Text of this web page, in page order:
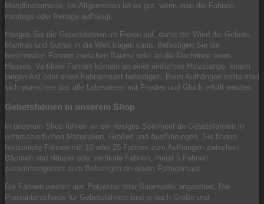
Mondfinsternisse. Im Allgemeinen ist es gut, wenn man die Fahnen
montags oder freitags aufhängt.
Hängen Sie die Gebetsfahnen im Freien auf, damit der Wind die Gebete,
Mantras und Sutras in die Welt tragen kann. Befestigen Sie die
horizontalen Fahnen zwischen Bäume oder an die Dachrinne eines
Hauses. Vertikale Fahnen können an einer einfachen Holzstange, einem
langen Ast oder einen Fahnenmast befestigen. Beim Aufhängen sollte man
sich wünschen das alle Lebewesen mit Frieden und Glück erfüllt werden.
Gebetsfahnen in unserem Shop
In unserem Shop führen wir ein riesiges Sortiment an Gebetsfahnen in
unterschiedlichen Materialien, Größen und Ausführungen. Sie finden
horizontale Fahnen mit 10 oder 25 Fahnen zum Aufhängen zwischen
Bäumen und Häuser oder vertikale Fahnen, meist 5 Fahnen
zusammengenäht zum Befestigen an einem Fahnenmast.
Die Fahnen werden aus Polyester oder Baumwolle angeboten. Die
Preisunterschiede für Gebetsfahnen sind je nach Größe und